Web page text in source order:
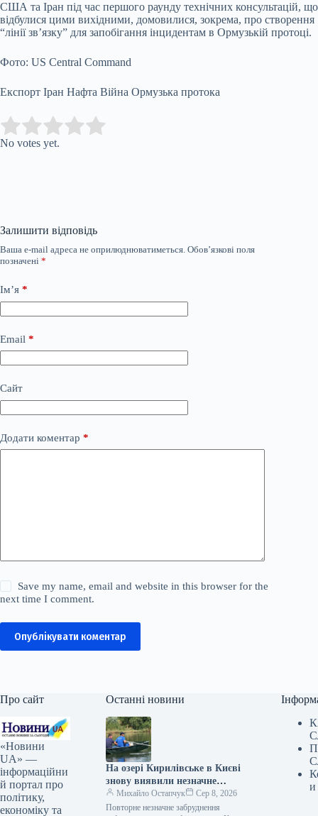
США та Іран під час першого раунду технічних консультацій, що
відбулися цими вихідними, домовилися, зокрема, про створення
“лінії зв’язку” для запобігання інцидентам в Ормузькій протоці.
Фото: US Central Command
Експорт Іран Нафта Війна Ормузька протока
Rate this item:
No votes yet.
Залишити відповідь
Ваша e-mail адреса не оприлюднюватиметься. Обов’язкові поля
позначені *
Ім’я *
Email *
Сайт
Додати коментар *
Save my name, email and website in this browser for the
next time I comment.
Опублікувати коментар
Про сайт
«Новини
UA» —
інформаційни
й портал про
політику,
економіку та
Останні новини
На озері Кирилівське в Києві
знову виявили незначне
забруднення після нападу
росіян.
Михайло Остапчук
Сер 8, 2026
Повторне незначне забруднення
и